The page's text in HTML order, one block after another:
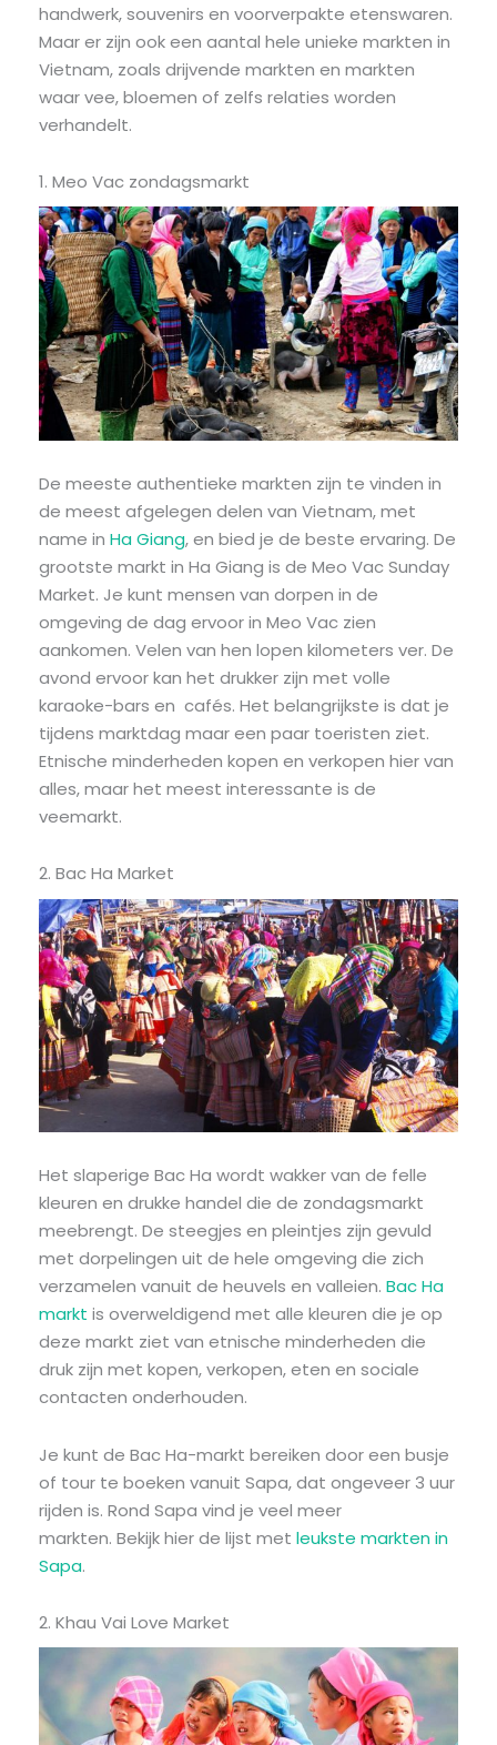
handwerk, souvenirs en voorverpakte etenswaren.
Maar er zijn ook een aantal hele unieke markten in
Vietnam, zoals drijvende markten en markten
waar vee, bloemen of zelfs relaties worden
verhandelt.
1. Meo Vac zondagsmarkt
De meeste authentieke markten zijn te vinden in
de meest afgelegen delen van Vietnam, met
name in Ha Giang, en bied je de beste ervaring. De
grootste markt in Ha Giang is de Meo Vac Sunday
Market. Je kunt mensen van dorpen in de
omgeving de dag ervoor in Meo Vac zien
aankomen. Velen van hen lopen kilometers ver. De
avond ervoor kan het drukker zijn met volle
karaoke-bars en cafés. Het belangrijkste is dat je
tijdens marktdag maar een paar toeristen ziet.
Etnische minderheden kopen en verkopen hier van
alles, maar het meest interessante is de
veemarkt.
2. Bac Ha Market
Het slaperige Bac Ha wordt wakker van de felle
kleuren en drukke handel die de zondagsmarkt
meebrengt. De steegjes en pleintjes zijn gevuld
met dorpelingen uit de hele omgeving die zich
verzamelen vanuit de heuvels en valleien. Bac Ha
markt is overweldigend met alle kleuren die je op
deze markt ziet van etnische minderheden die
druk zijn met kopen, verkopen, eten en sociale
contacten onderhouden.
Je kunt de Bac Ha-markt bereiken door een busje
of tour te boeken vanuit Sapa, dat ongeveer 3 uur
rijden is. Rond Sapa vind je veel meer
markten. Bekijk hier de lijst met leukste markten in
Sapa.
2. Khau Vai Love Market